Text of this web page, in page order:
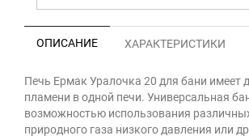
ОПИСАНИЕ ХАРАКТЕРИСТИКИ
Печь Ермак Уралочка 20 для бани имеет
пламени в одной печи. Универсальная
возможностью использования
природного газа низкого давления или